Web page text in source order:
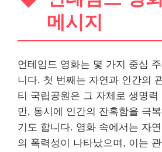
메시지
언테임드 영화는 몇 가지 중심
니다. 첫 번째는 자연과 인간의
티 국립공원은 그 자체로 생명력
만, 동시에 인간의 잔혹함을 극
기도 합니다. 영화 속에서는 자
의 폭력성이 나타났으며, 이는